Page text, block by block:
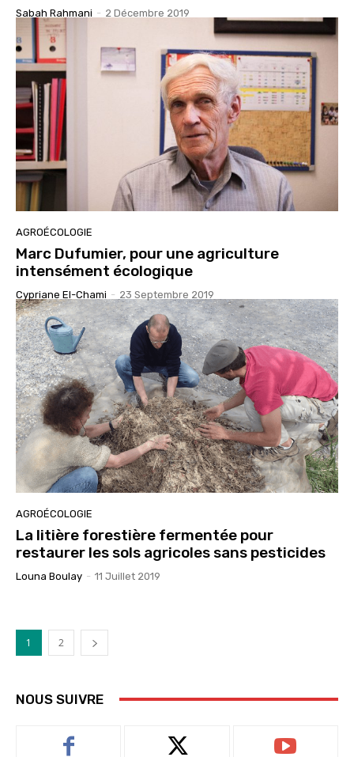
Sabah Rahmani - 2 Décembre 2019
AGROÉCOLOGIE
Marc Dufumier, pour une agriculture
intensément écologique
Cypriane El-Chami - 23 Septembre 2019
AGROÉCOLOGIE
La litière forestière fermentée pour
restaurer les sols agricoles sans pesticides
Louna Boulay - 11 Juillet 2019
1 2
NOUS SUIVRE